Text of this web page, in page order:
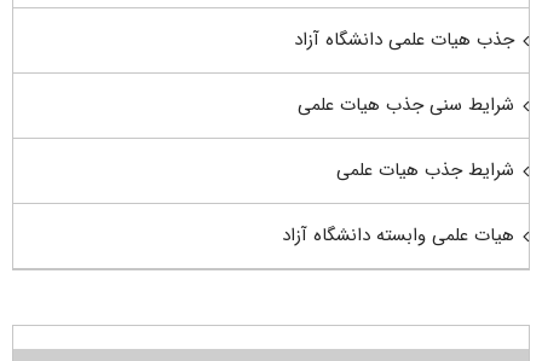
جذب هیات علمی دانشگاه آزاد
شرایط سنی جذب هیات علمی
شرایط جذب هیات علمی
هیات علمی وابسته دانشگاه آزاد